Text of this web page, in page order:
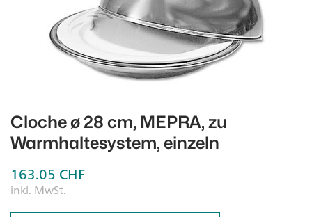
Cloche ø 28 cm, MEPRA, zu
Warmhaltesystem, einzeln
163.05 CHF
inkl. MwSt.